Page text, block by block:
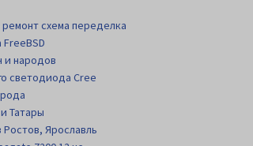
ремонт схема переделка
и народов
светодиода Cree
Татары
Ростов, Ярославль